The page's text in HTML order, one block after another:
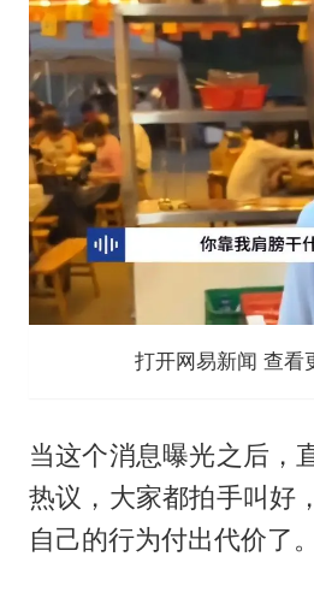
打开网易新闻 查看
当这个消息曝光之后，
热议，大家都拍手叫好
自己的行为付出代价了。